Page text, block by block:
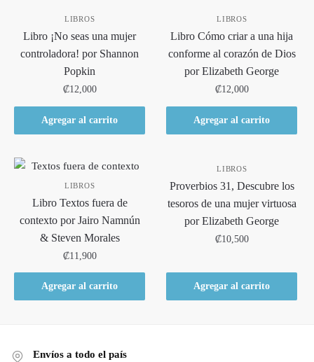
LIBROS
Libro ¡No seas una mujer
controladora! por Shannon
Popkin
₡12,000
Agregar al carrito
LIBROS
Libro Cómo criar a una hija
conforme al corazón de Dios
por Elizabeth George
₡12,000
Agregar al carrito
LIBROS
Libro Textos fuera de
contexto por Jairo Namnún
& Steven Morales
₡11,900
Agregar al carrito
LIBROS
Proverbios 31, Descubre los
tesoros de una mujer virtuosa
por Elizabeth George
₡10,500
Agregar al carrito
Envíos a todo el país